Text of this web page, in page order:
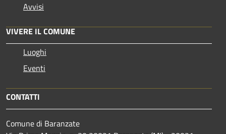
Avvisi
VIVERE IL COMUNE
Luoghi
Eventi
CONTATTI
Comune di Baranzate